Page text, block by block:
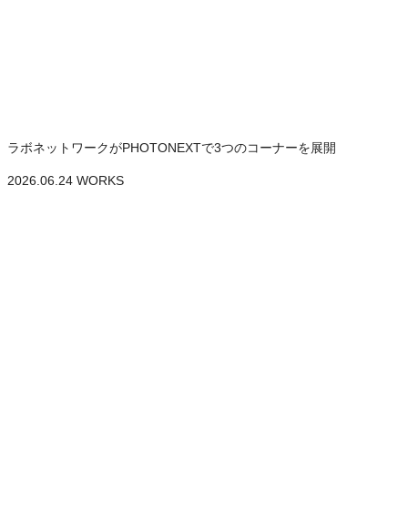
ラボネットワークがPHOTONEXTで3つのコーナーを展開
2026.06.24 WORKS